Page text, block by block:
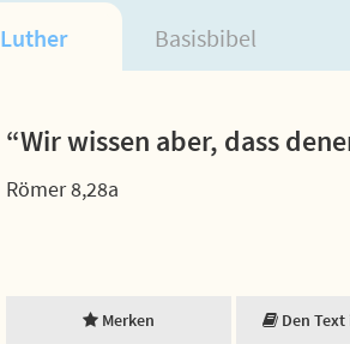
Luther Basisbibel
“Wir wissen aber, dass
Römer 8,28a
Merken Den